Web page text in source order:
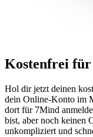
Kostenfrei
Hol dir jetzt deinen
dein Online-Konto im
dort für 7Mind
bist, aber noch keinen
unkompliziert und